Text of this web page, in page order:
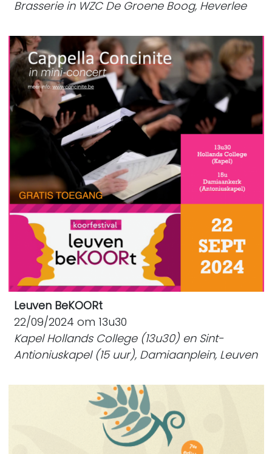
Brasserie in WZC De Groene Boog, Heverlee
Leuven BeKOORt
22/09/2024 om 13u30
Kapel Hollands College (13u30) en Sint-
Antioniuskapel (15 uur), Damiaanplein, Leuven